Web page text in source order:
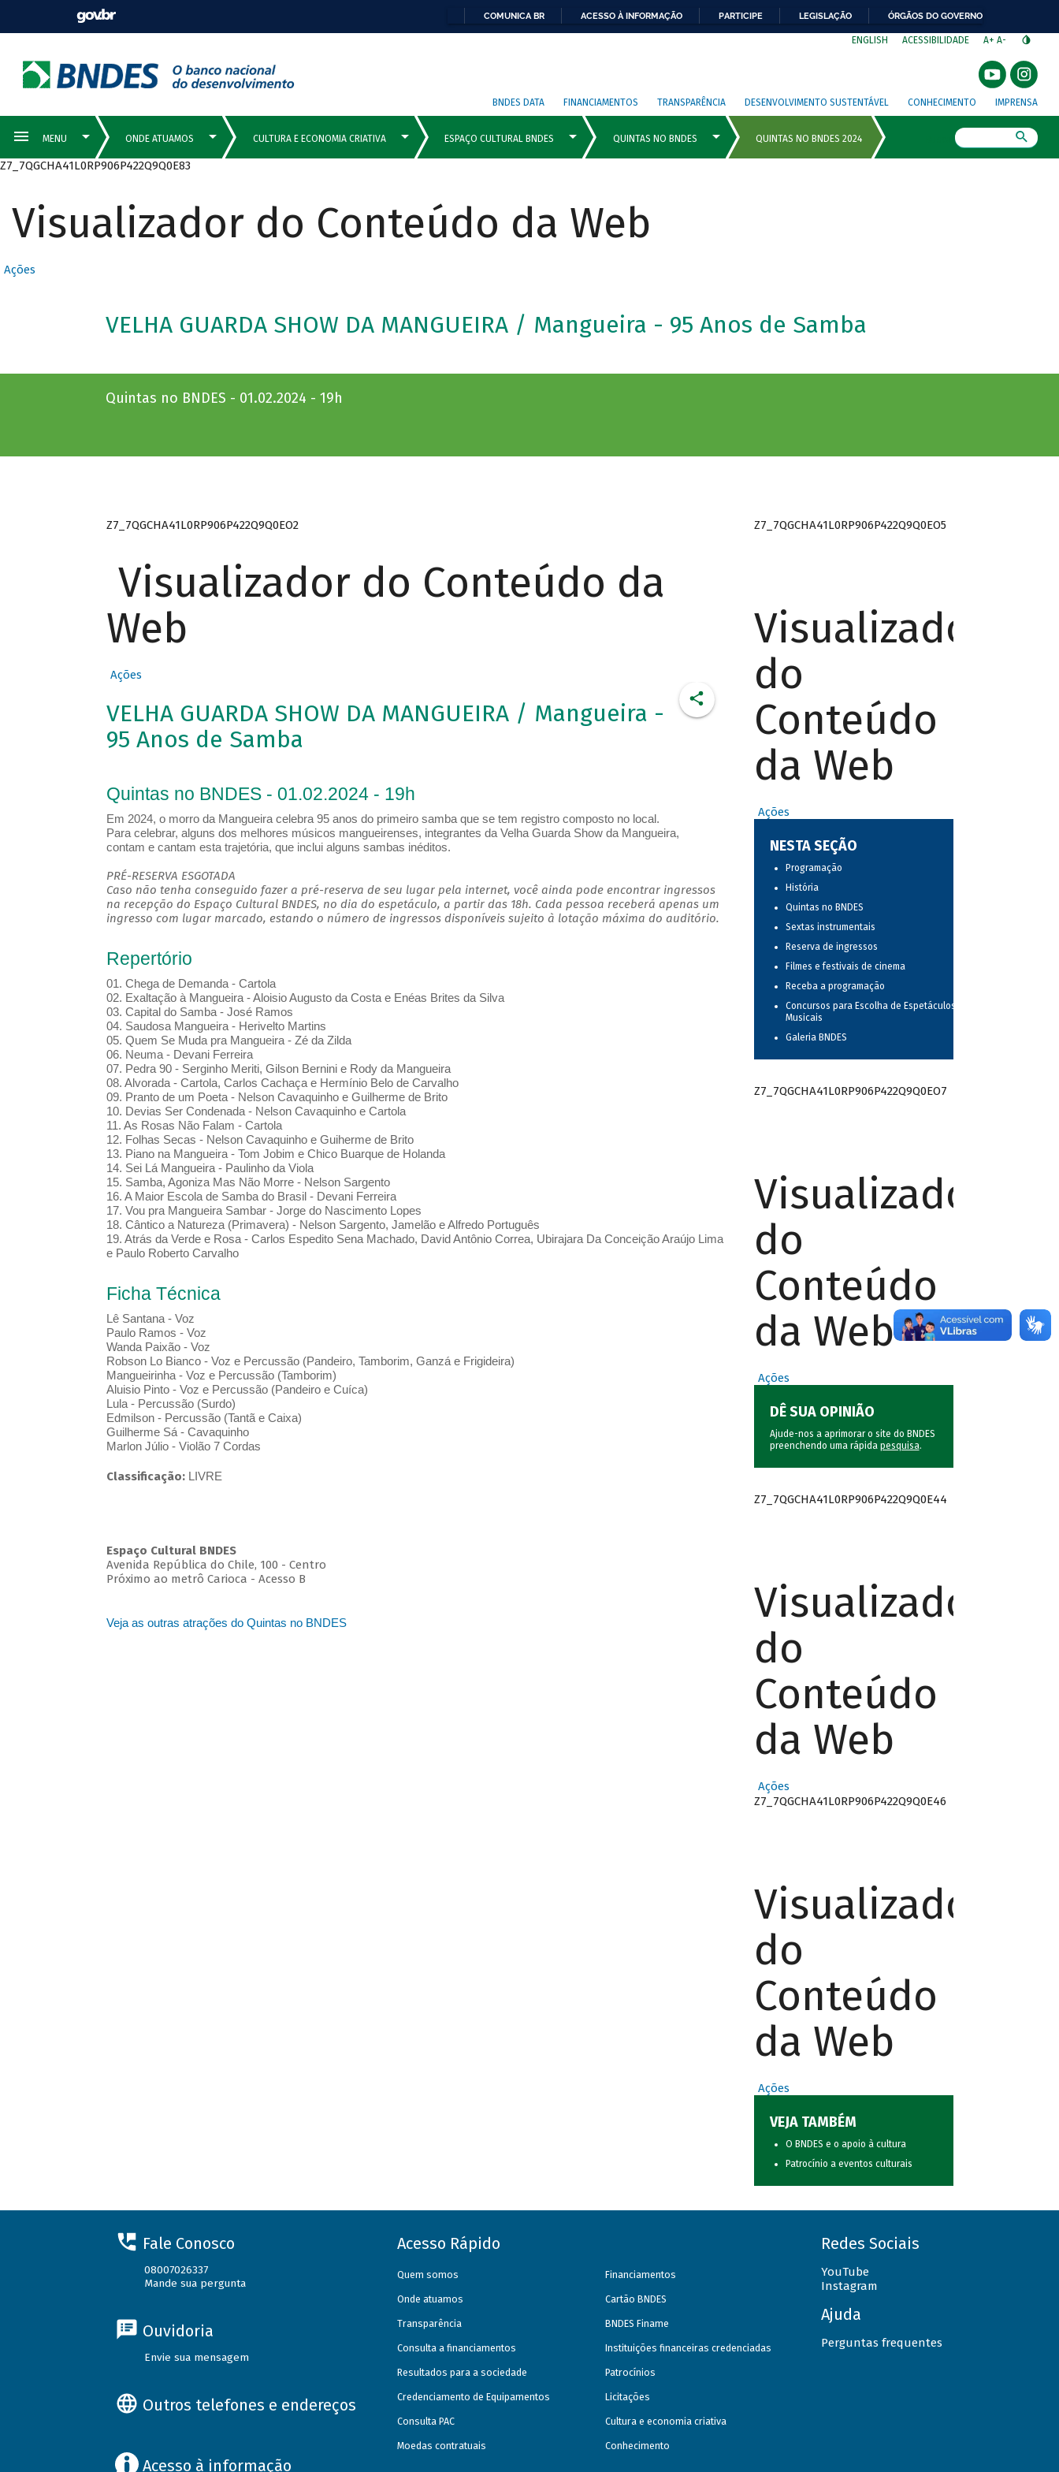
COMUNICA BR ACESSO À INFORMAÇÃO PARTICIPE LEGISLAÇÃO ÓRGÃOS DO GOVERNO
ENGLISH ACESSIBILIDADE A+ A-
BNDES DATA FINANCIAMENTOS TRANSPARÊNCIA DESENVOLVIMENTO SUSTENTÁVEL CONHECIMENTO IMPRENSA
Z7_7QGCHA41L0RP906P422Q9Q0E83
Visualizador do Conteúdo da Web
Ações
VELHA GUARDA SHOW DA MANGUEIRA / Mangueira - 95 Anos de Samba
Quintas no BNDES - 01.02.2024 - 19h
Z7_7QGCHA41L0RP906P422Q9Q0EO2
Visualizador do Conteúdo da
Web
Ações
VELHA GUARDA SHOW DA MANGUEIRA / Mangueira -
95 Anos de Samba
Quintas no BNDES - 01.02.2024 - 19h
Em 2024, o morro da Mangueira celebra 95 anos do primeiro samba que se tem registro composto no local.
Para celebrar, alguns dos melhores músicos mangueirenses, integrantes da Velha Guarda Show da Mangueira,
contam e cantam esta trajetória, que inclui alguns sambas inéditos.
PRÉ-RESERVA ESGOTADA
Caso não tenha conseguido fazer a pré-reserva de seu lugar pela internet, você ainda pode encontrar ingressos
na recepção do Espaço Cultural BNDES, no dia do espetáculo, a partir das 18h. Cada pessoa receberá apenas um
ingresso com lugar marcado, estando o número de ingressos disponíveis sujeito à lotação máxima do auditório.
Repertório
01. Chega de Demanda - Cartola
02. Exaltação à Mangueira - Aloisio Augusto da Costa e Enéas Brites da Silva
03. Capital do Samba - José Ramos
04. Saudosa Mangueira - Herivelto Martins
05. Quem Se Muda pra Mangueira - Zé da Zilda
06. Neuma - Devani Ferreira
07. Pedra 90 - Serginho Meriti, Gilson Bernini e Rody da Mangueira
08. Alvorada - Cartola, Carlos Cachaça e Hermínio Belo de Carvalho
09. Pranto de um Poeta - Nelson Cavaquinho e Guilherme de Brito
10. Devias Ser Condenada - Nelson Cavaquinho e Cartola
11. As Rosas Não Falam - Cartola
12. Folhas Secas - Nelson Cavaquinho e Guiherme de Brito
13. Piano na Mangueira - Tom Jobim e Chico Buarque de Holanda
14. Sei Lá Mangueira - Paulinho da Viola
15. Samba, Agoniza Mas Não Morre - Nelson Sargento
16. A Maior Escola de Samba do Brasil - Devani Ferreira
17. Vou pra Mangueira Sambar - Jorge do Nascimento Lopes
18. Cântico a Natureza (Primavera) - Nelson Sargento, Jamelão e Alfredo Português
19. Atrás da Verde e Rosa - Carlos Espedito Sena Machado, David Antônio Correa, Ubirajara Da Conceição Araújo Lima
e Paulo Roberto Carvalho
Ficha Técnica
Lê Santana - Voz
Paulo Ramos - Voz
Wanda Paixão - Voz
Robson Lo Bianco - Voz e Percussão (Pandeiro, Tamborim, Ganzá e Frigideira)
Mangueirinha - Voz e Percussão (Tamborim)
Aluisio Pinto - Voz e Percussão (Pandeiro e Cuíca)
Lula - Percussão (Surdo)
Edmilson - Percussão (Tantã e Caixa)
Guilherme Sá - Cavaquinho
Marlon Júlio - Violão 7 Cordas
Classificação: LIVRE
Espaço Cultural BNDES
Avenida República do Chile, 100 - Centro
Próximo ao metrô Carioca - Acesso B
Veja as outras atrações do Quintas no BNDES
Z7_7QGCHA41L0RP906P422Q9Q0EO5
Visualizador
do
Conteúdo
da Web
Ações
NESTA SEÇÃO
Programação
História
Quintas no BNDES
Sextas instrumentais
Reserva de ingressos
Filmes e festivais de cinema
Receba a programação
Concursos para Escolha de Espetáculos
Musicais
Galeria BNDES
Z7_7QGCHA41L0RP906P422Q9Q0EO7
Visualizador
do
Conteúdo
da Web
Ações
DÊ SUA OPINIÃO
Ajude-nos a aprimorar o site do BNDES
preenchendo uma rápida pesquisa.
Z7_7QGCHA41L0RP906P422Q9Q0E44
Visualizador
do
Conteúdo
da Web
Ações
Z7_7QGCHA41L0RP906P422Q9Q0E46
Visualizador
do
Conteúdo
da Web
Ações
VEJA TAMBÉM
O BNDES e o apoio à cultura
Patrocínio a eventos culturais
Fale Conosco
08007026337
Mande sua pergunta
Ouvidoria
Envie sua mensagem
Outros telefones e endereços
Acesso à informação
Acesso Rápido
Quem somos
Onde atuamos
Transparência
Consulta a financiamentos
Resultados para a sociedade
Credenciamento de Equipamentos
Consulta PAC
Moedas contratuais
Financiamentos
Cartão BNDES
BNDES Finame
Instituições financeiras credenciadas
Patrocínios
Licitações
Cultura e economia criativa
Conhecimento
Redes Sociais
YouTube
Instagram
Ajuda
Perguntas frequentes